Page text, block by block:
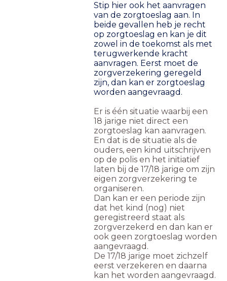
Stip hier ook het aanvragen
van de zorgtoeslag aan. In
beide gevallen heb je recht
op zorgtoeslag en kan je dit
zowel in de toekomst als met
terugwerkende kracht
aanvragen. Eerst moet de
zorgverzekering geregeld
zijn, dan kan er zorgtoeslag
worden aangevraagd.
Er is één situatie waarbij een
18 jarige niet direct een
zorgtoeslag kan aanvragen.
En dat is de situatie als de
ouders, een kind uitschrijven
op de polis en het initiatief
laten bij de 17/18 jarige om zijn
eigen zorgverzekering te
organiseren.
Dan kan er een periode zijn
dat het kind (nog) niet
geregistreerd staat als
zorgverzekerd en dan kan er
ook geen zorgtoeslag worden
aangevraagd.
De 17/18 jarige moet zichzelf
eerst verzekeren en daarna
kan het worden aangevraagd.